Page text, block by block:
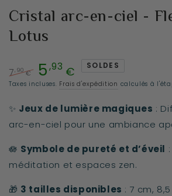
Cristal arc-en-ciel -
Lotus
Prix
7,90 €
Prix
vente
5,93 € SOLDES
Taxes incluses. Frais d'expédition calculés à
✨ Jeux de lumière magiques :
arc-en-ciel pour une ambiance
🪷 Symbole de pureté et d’éveil
méditation et espaces zen.
🎁 3 tailles disponibles : 7 cm,